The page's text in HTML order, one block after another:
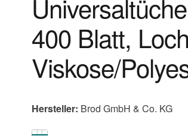
400 Blatt,
Viskose/
Hersteller: Brod GmbH & Co. KG